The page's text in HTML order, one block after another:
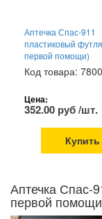
Аптечка Спас-911
пластиковый
первой помощи)
Код товара:
Цена:
352.00 руб /шт.
Купить
Аптечка Спас-
первой